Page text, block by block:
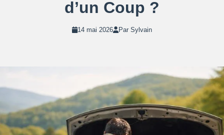
d’un Coup ?
14 mai 2026 Par Sylvain